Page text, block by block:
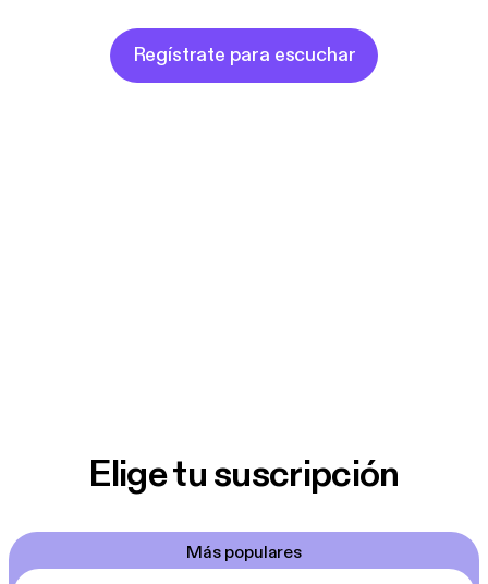
Regístrate para escuchar
Elige tu suscripción
Más populares